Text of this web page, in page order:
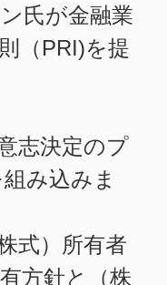
氏が金融業
（PRI)を提
志決定のプ
み込みま
式）所有者
方針と（株